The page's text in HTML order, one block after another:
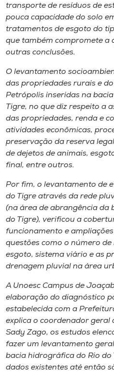
A-
transporte de resíduos de
pouca capacidade do solo
tratamentos de esgoto do
que também compromete a
outras conclusões.
O levantamento
das propriedades rurais e
Petrópolis inseridas na
Tigre, no que diz respeito a
das propriedades, renda e
atividades econômicas,
preservação da reserva
de dejetos de animais,
final, entre outros.
Por fim, o levantamento de
do Tigre através da rede
(na área de abrangência da
do Tigre), verificou a
funcionamento e
questões como o número de
esgoto, sistema viário e as
drenagem pluvial na área
A Unoesc Campus de
elaboração do diagnóstico
estabelecida com a
explica o coordenador geral
Sady Zago, os estudos
fazer um levantamento
bacia hidrográfica do Rio do
dados existentes até então